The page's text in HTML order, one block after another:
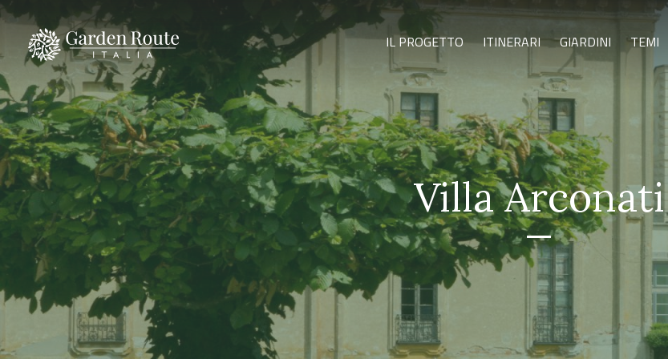
IL PROGETTO ITINERARI GIARDINI TEMI
Villa Arconati